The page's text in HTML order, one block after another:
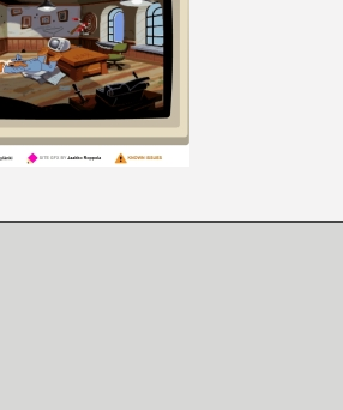
[Mo5] Deux inédits du
[GK] Le beat'em up The
[GK] Endless Legend 2 :
[LS] [PS5] Le WebKit
[GK] Oubliez Crazy Taxi,
[LS] [Switch] NSZ 5.0.0
[GK] No More Room in
[GK] Un chatbot Atelier